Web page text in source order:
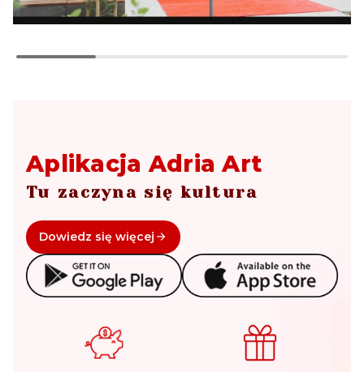
Aplikacja Adria Art
Tu zaczyna się kultura
Dowiedz się więcej